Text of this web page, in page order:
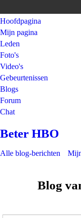
Hoofdpagina
Mijn pagina
Leden
Foto's
Video's
Gebeurtenissen
Blogs
Forum
Chat
Beter HBO
Alle blog-berichten
Blog